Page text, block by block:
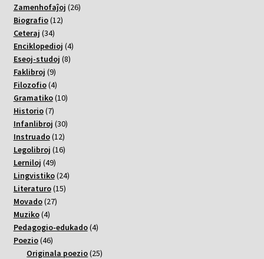
Zamenhofaĵoj 2626
Biografio 1212
Ceteraj 3434
varoj
Enciklopedioj 44
Eseoj-studoj 88
Faklibroj 99
varoj
Filozofio 44
varoj
Gramatiko 1010
Historio 77
varoj
Infanlibroj 3030
Instruado 1212
varoj
Legolibroj 1616
Lerniloj 4949
varoj
Lingvistiko 2424
Literaturo 1515
Movado 2727
Muziko 44
varoj
Pedagogio-edukado 44
Poezio 4646
varoj
Originala poezio 2525